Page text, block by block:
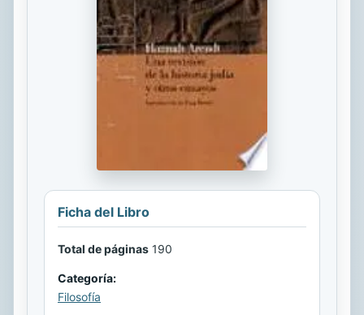
Ficha del Libro
Total de páginas 190
Categoría:
Filosofía